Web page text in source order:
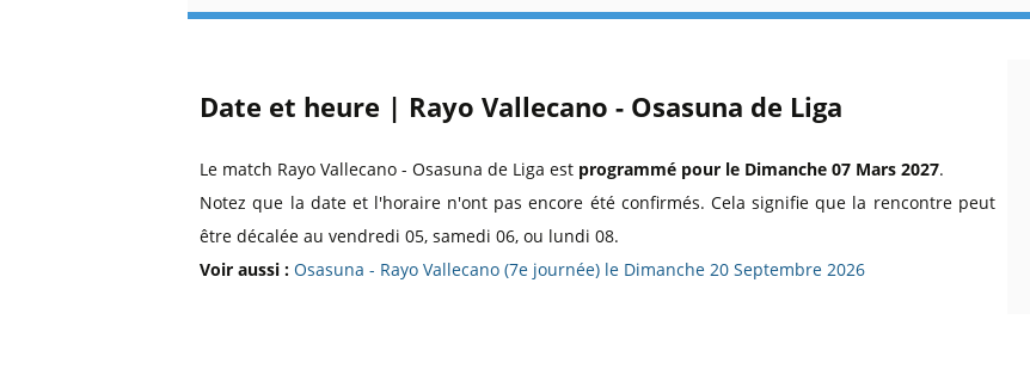
Date et heure | Rayo Vallecano - Osasuna de Liga
Le match Rayo Vallecano - Osasuna de Liga est programmé pour le Dimanche 07 Mars 2027.
Notez que la date et l'horaire n'ont pas encore été confirmés. Cela signifie que la rencontre peut
être décalée au vendredi 05, samedi 06, ou lundi 08.
Voir aussi : Osasuna - Rayo Vallecano (7e journée) le Dimanche 20 Septembre 2026